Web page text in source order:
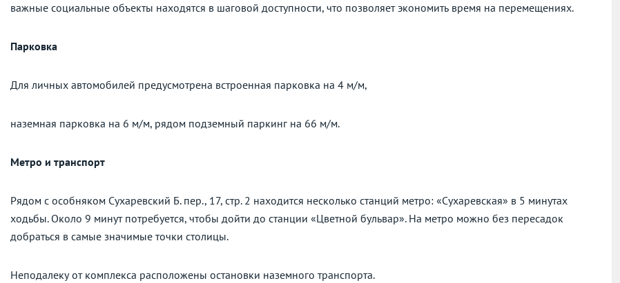
важные социальные объекты находятся в шаговой доступности, что позволяет экономить время на перемещениях.
Парковка
Для личных автомобилей предусмотрена встроенная парковка на 4 м/м,
наземная парковка на 6 м/м, рядом подземный паркинг на 66 м/м.
Метро и транспорт
Рядом с особняком Сухаревский Б. пер., 17, стр. 2 находится несколько станций метро: «Сухаревская» в 5 минутах
ходьбы. Около 9 минут потребуется, чтобы дойти до станции «Цветной бульвар». На метро можно без пересадок
добраться в самые значимые точки столицы.
Неподалеку от комплекса расположены остановки наземного транспорта.